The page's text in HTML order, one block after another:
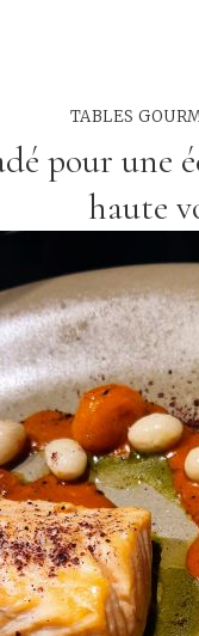
TABLES
pour une
haute